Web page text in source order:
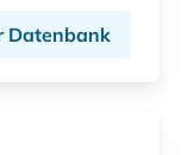
Datenbank